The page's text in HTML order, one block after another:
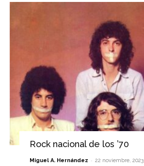
Rock nacional de los ’70
Miguel A. Hernández - 22 noviembre, 2023